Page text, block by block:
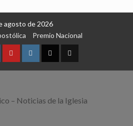
agosto de 2026
Premio Nacional
YoutubeInstagram
X TikTok